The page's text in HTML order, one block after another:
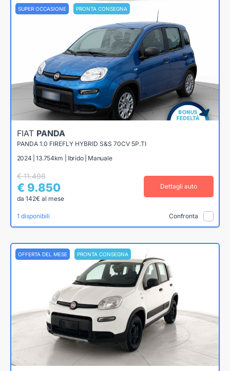
SUPER OCCASIONE PRONTA CONSEGNA
FIAT PANDA
PANDA 1.0 FIREFLY HYBRID S&S 70CV 5P.TI
2024 | 13.754km | Ibrido | Manuale
€ 11.498
€ 9.850
da 142€ al mese
Dettagli auto
1 disponibili Confronta
OFFERTA DEL MESE PRONTA CONSEGNA